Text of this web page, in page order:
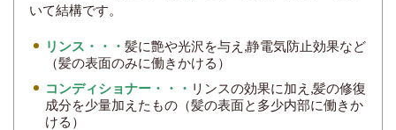
いて結構です。
リンス・・・ 髪に艶や光沢を与え,静電気防止効果など
（髪の表面のみに働きかける）
コンディショナー・・・ リンスの効果に加え,髪の修復
成分を少量加えたもの（髪の表面と多少内部に働きか
ける）